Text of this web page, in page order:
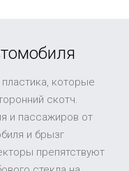
которые
скотч.
и пассажиров от
и брызг
препятствуют